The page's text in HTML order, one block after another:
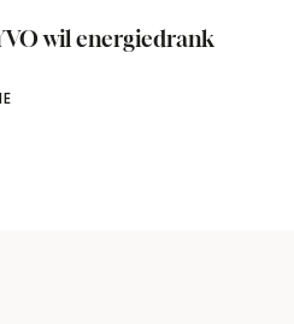
wil energiedrank